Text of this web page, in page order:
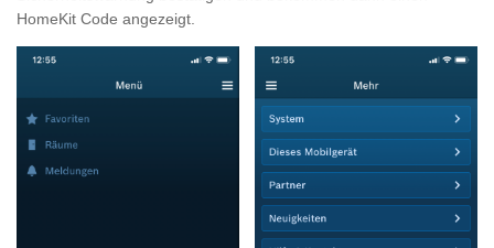
HomeKit Code angezeigt.